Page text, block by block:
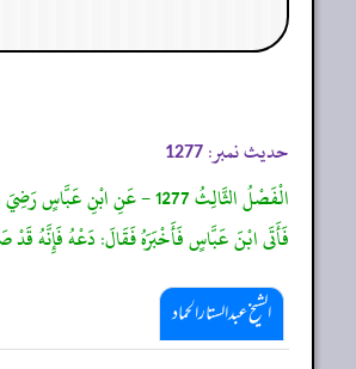
حدیث نمبر: 1277
الْفَصْلُ الثَّالِثُ 1277 -
فَأَتَى ابْنَ عَبَّاسٍ فَأَخْبَرَهُ فَقَالَ: دَعْهُ فَإِنَّهُ
الشیخ عبدالستار الحماد